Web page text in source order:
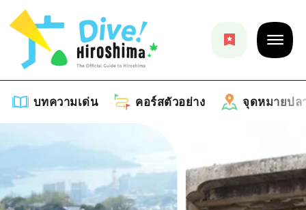
บทความเด่น คอร์สตัวอย่าง จุดหมายปล
บทความเด่น
รายการ
คอร์สตัวอย่าง